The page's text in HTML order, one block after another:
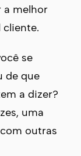
a melhor
cliente.
se
de que
a dizer?
uma
outras